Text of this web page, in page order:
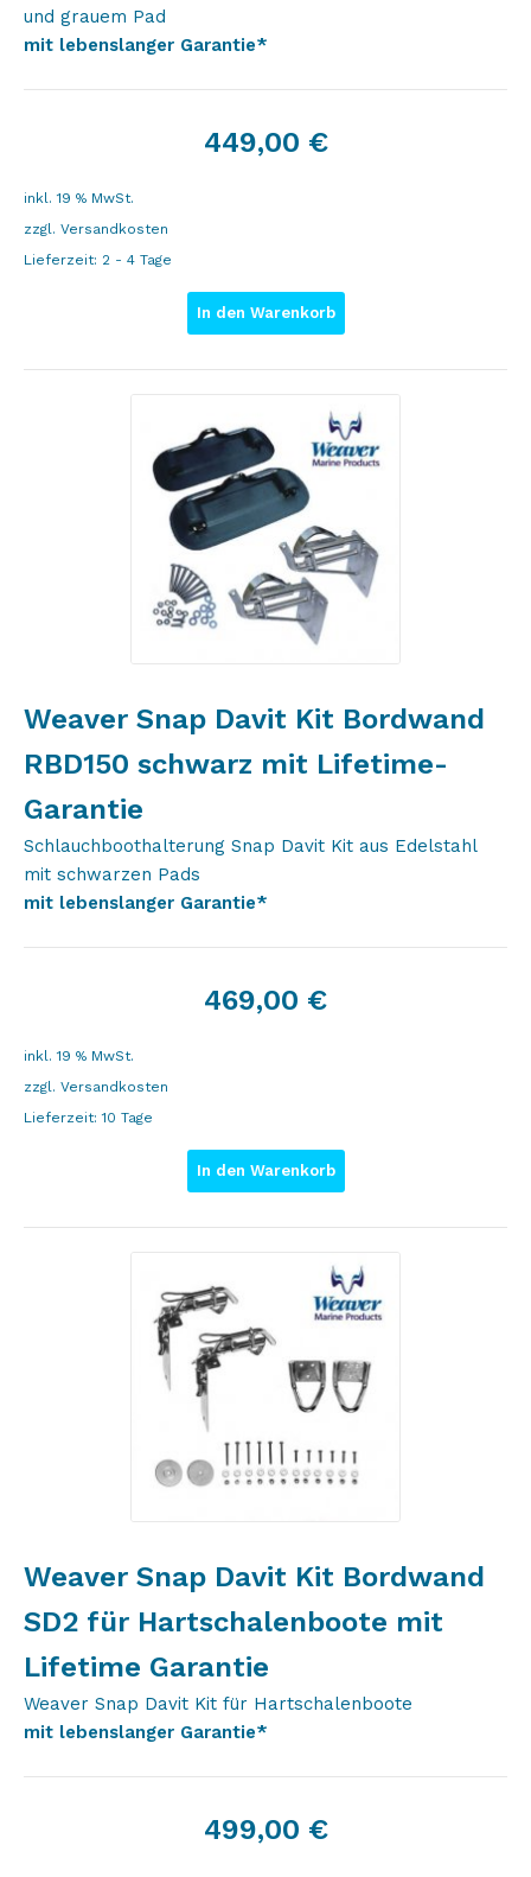
und grauem Pad
mit lebenslanger Garantie*
449,00 €
inkl. 19 % MwSt.
zzgl. Versandkosten
Lieferzeit: 2 - 4 Tage
In den Warenkorb
Weaver Snap Davit Kit Bordwand
RBD150 schwarz mit Lifetime-
Garantie
Schlauchboothalterung Snap Davit Kit aus Edelstahl
mit schwarzen Pads
mit lebenslanger Garantie*
469,00 €
inkl. 19 % MwSt.
zzgl. Versandkosten
Lieferzeit:10 Tage
In den Warenkorb
Weaver Snap Davit Kit Bordwand
SD2 für Hartschalenboote mit
Lifetime Garantie
Weaver Snap Davit Kit für Hartschalenboote
mit lebenslanger Garantie*
499,00 €